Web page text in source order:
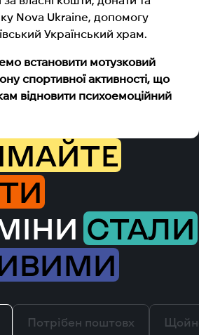
Nova Ukrainе, допомогу
Український храм.
встановити мотузковий
спортивної активності, що
відновити психоемоційний
СТАЛИ
Потрібен поштовх